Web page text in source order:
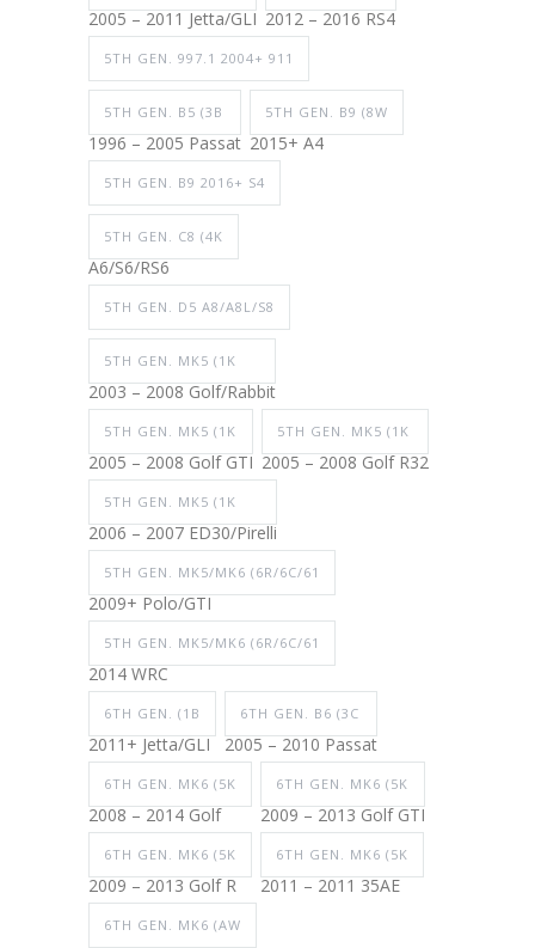
2005 – 2011 Jetta/GLI 2012 – 2016 RS4
5TH GEN. 997.1 2004+ 911
5TH GEN. B5 (3B
1996 – 2005 Passat
5TH GEN. B9 (8W
2015+ A4
5TH GEN. B9 2016+ S4
5TH GEN. C8 (4K
A6/S6/RS6
5TH GEN. D5 A8/A8L/S8
5TH GEN. MK5 (1K
2003 – 2008 Golf/Rabbit
5TH GEN. MK5 (1K
2005 – 2008 Golf GTI
5TH GEN. MK5 (1K
2005 – 2008 Golf R32
5TH GEN. MK5 (1K
2006 – 2007 ED30/Pirelli
5TH GEN. MK5/MK6 (6R/6C/61
2009+ Polo/GTI
5TH GEN. MK5/MK6 (6R/6C/61
2014 WRC
6TH GEN. (1B
2011+ Jetta/GLI
6TH GEN. B6 (3C
2005 – 2010 Passat
6TH GEN. MK6 (5K
2008 – 2014 Golf
6TH GEN. MK6 (5K
2009 – 2013 Golf GTI
6TH GEN. MK6 (5K
2009 – 2013 Golf R
6TH GEN. MK6 (5K
2011 – 2011 35AE
6TH GEN. MK6 (AW